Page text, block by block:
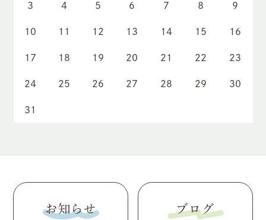
3 4 5 6 7 8 9
10 11 12 13 14 15 16
17 18 19 20 21 22 23
24 25 26 27 28 29 30
31
お知らせ ブログ